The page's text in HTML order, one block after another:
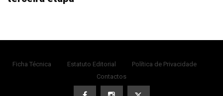
Ficha Técnica Estatuto Editorial
Política de Privacidade
Contactos